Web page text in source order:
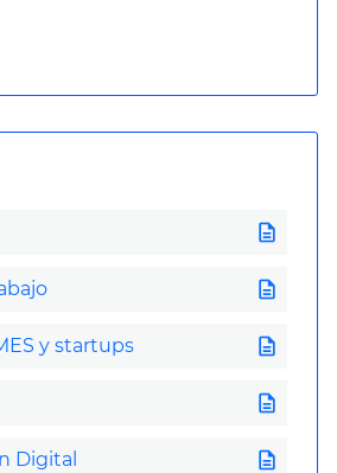
description
description
y startups description
description
Digital description